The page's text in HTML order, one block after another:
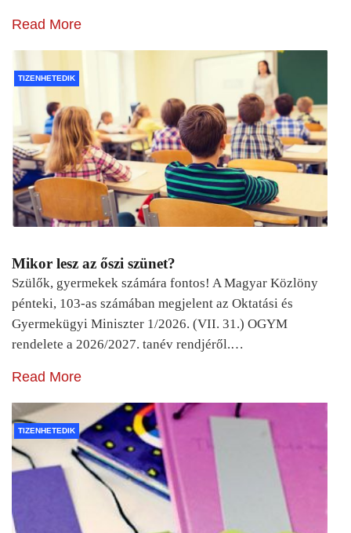
Read More
TIZENHETEDIK
Mikor lesz az őszi szünet?
Szülők, gyermekek számára fontos! A Magyar Közlöny
pénteki, 103-as számában megjelent az Oktatási és
Gyermekügyi Miniszter 1/2026. (VII. 31.) OGYM
rendelete a 2026/2027. tanév rendjéről.…
Read More
TIZENHETEDIK